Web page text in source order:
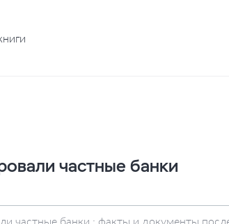
частные банки
частные банки : факты и документы